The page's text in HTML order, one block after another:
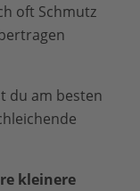
oft Schmutz
du am besten
kleinere